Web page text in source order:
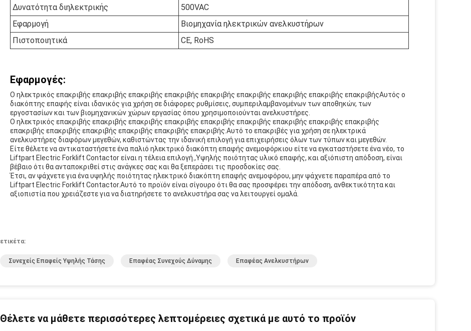
Δυνατότητα διηλεκτρικής
500VAC
Εφαρμογή
Βιομηχανία ηλεκτρικών ανελκυστήρων
Πιστοποιητικά
CE, RoHS
Εφαρμογές:
Ο ηλεκτρικός επακριβής επακριβής επακριβής επακριβής επακριβής επακριβής επακριβής επακριβής επακριβήςΑυτός ο
διακόπτης επαφής είναι ιδανικός για χρήση σε διάφορες ρυθμίσεις, συμπεριλαμβανομένων των αποθηκών, των
εργοστασίων και των βιομηχανικών χώρων εργασίας όπου χρησιμοποιούνται ανελκυστήρες.
Ο ηλεκτρικός επακριβής επακριβής επακριβής επακριβής επακριβής επακριβής επακριβής επακριβής επακριβής
επακριβής επακριβής επακριβής επακριβής επακριβής επακριβής.Αυτό το επακριβές για χρήση σε ηλεκτρικά
ανελκυστήρες διαφόρων μεγεθών, καθιστώντας την ιδανική επιλογή για επιχειρήσεις όλων των τύπων και μεγεθών.
Είτε θέλετε να αντικαταστήσετε ένα παλιό ηλεκτρικό διακόπτη επαφής ανεμοφόρκιου είτε να εγκαταστήσετε ένα νέο, το
Liftpart Electric Forklift Contactor είναι η τέλεια επιλογή.,Υψηλής ποιότητας υλικό επαφής, και αξιόπιστη απόδοση, είναι
βέβαιο ότι θα ανταποκριθεί στις ανάγκες σας και θα ξεπεράσει τις προσδοκίες σας.
Έτσι, αν ψάχνετε για ένα υψηλής ποιότητας ηλεκτρικό διακόπτη επαφής ανεμοφόρου, μην ψάχνετε παραπέρα από το
Liftpart Electric Forklift Contactor.Αυτό το προϊόν είναι σίγουρο ότι θα σας προσφέρει την απόδοση, ανθεκτικότητα και
αξιοπιστία που χρειάζεστε για να διατηρήσετε το ανελκυστήρα σας να λειτουργεί ομαλά.
ετικέτα:
Συνεχείς Επαφείς Υψηλής Τάσης Επαφέας Συνεχούς Δύναμης Επαφέας Ανελκυστήρων
Θέλετε να μάθετε περισσότερες λεπτομέρειες σχετικά με αυτό το προϊόν